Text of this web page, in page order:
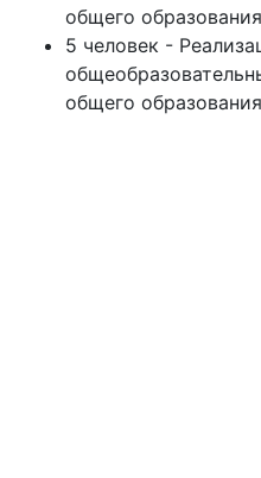
общего
5 человек -
общего